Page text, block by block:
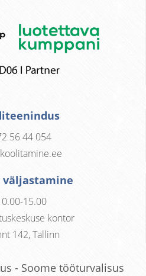
56 44 054
väljastamine
15.00
kontor
142, Tallinn
- Soome tööturvalisus